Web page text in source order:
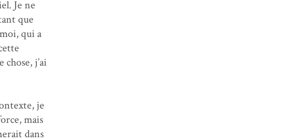
Je ne
que
qui a
j’ai
je
mais
dans